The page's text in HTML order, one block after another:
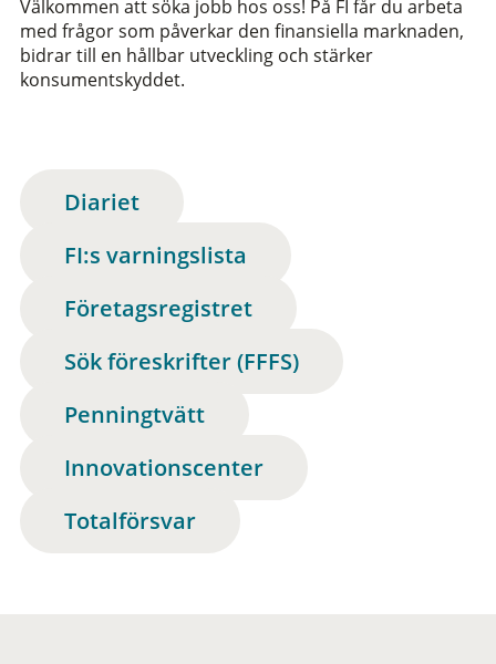
Välkommen att söka jobb hos oss! På FI får du arbeta
med frågor som påverkar den finansiella marknaden,
bidrar till en hållbar utveckling och stärker
konsumentskyddet.
Diariet
FI:s varningslista
Företagsregistret
Sök föreskrifter (FFFS)
Penningtvätt
Innovationscenter
Totalförsvar